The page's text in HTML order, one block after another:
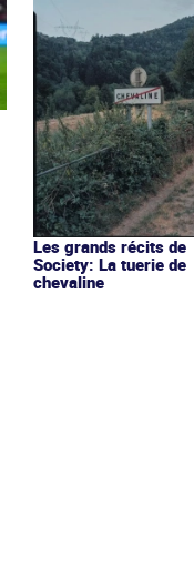
Les grands récits de
Society: La tuerie de
chevaline